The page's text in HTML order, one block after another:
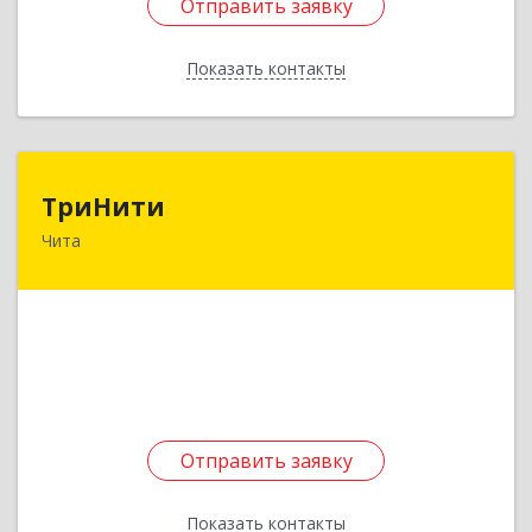
Отправить заявку
Показать контакты
Отправить заявку
Назад
ТриНити
Чита
Отправить заявку
Показать контакты
Отправить заявку
Назад